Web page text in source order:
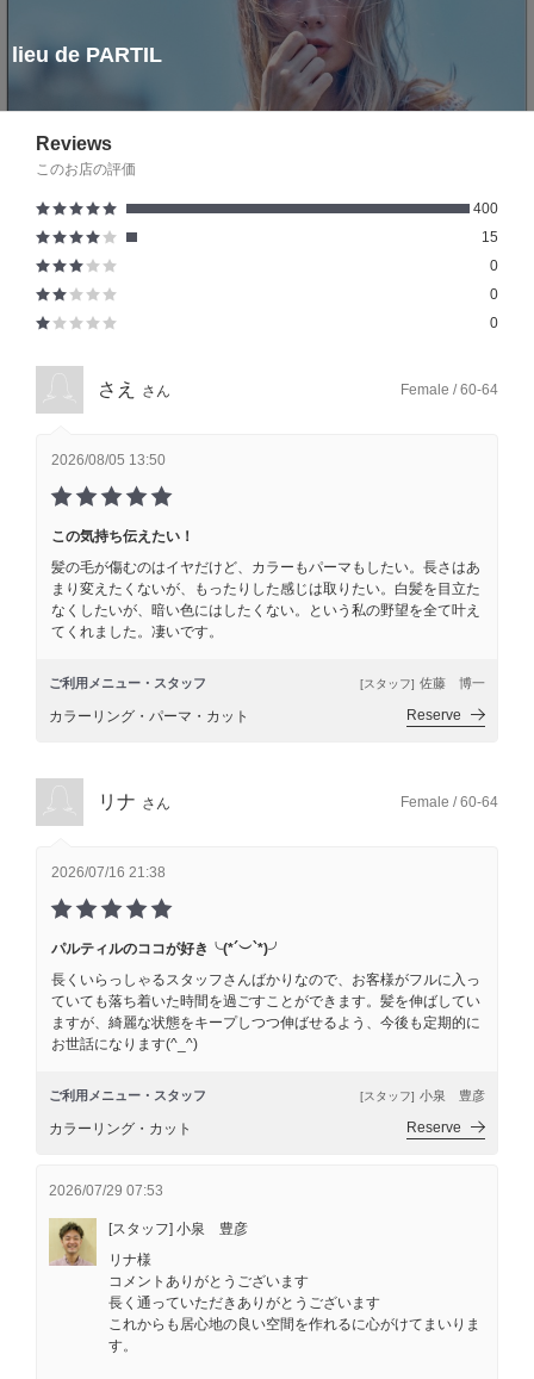
lieu de PARTIL
Reviews
このお店の評価
400
15
0
0
0
さえ さん Female / 60-64
2026/08/05 13:50
この気持ち伝えたい！
髪の毛が傷むのはイヤだけど、カラーもパーマもしたい。長さはあ
まり変えたくないが、もったりした感じは取りたい。白髪を目立た
なくしたいが、暗い色にはしたくない。という私の野望を全て叶え
てくれました。凄いです。
ご利用メニュー・スタッフ [スタッフ] 佐藤 博一
カラーリング・パーマ・カット Reserve
リナ さん Female / 60-64
2026/07/16 21:38
パルティルのココが好き╰(*´︶`*)╯
長くいらっしゃるスタッフさんばかりなので、お客様がフルに入っ
ていても落ち着いた時間を過ごすことができます。髪を伸ばしてい
ますが、綺麗な状態をキープしつつ伸ばせるよう、今後も定期的に
お世話になります(^_^)
ご利用メニュー・スタッフ [スタッフ] 小泉 豊彦
カラーリング・カット Reserve
2026/07/29 07:53
[スタッフ] 小泉 豊彦
リナ様
コメントありがとうございます
長く通っていただきありがとうございます
これからも居心地の良い空間を作れるに心がけてまいりま
す。